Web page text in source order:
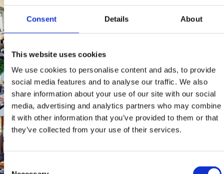
Consent Details About
This website uses cookies
We use cookies to personalise content and ads, to provide
social media features and to analyse our traffic. We also
share information about your use of our site with our social
media, advertising and analytics partners who may combine
it with other information that you’ve provided to them or that
they’ve collected from your use of their services.
Consent
Udaljenost od mora:
RESTAURANT
"STELLA MARIS"
Mjesto:Mjesto: Crikvenica
PIZZERIA "GUŠTI"